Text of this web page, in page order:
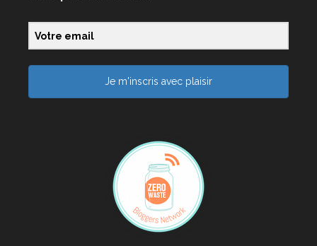
Je m'inscris avec plaisir